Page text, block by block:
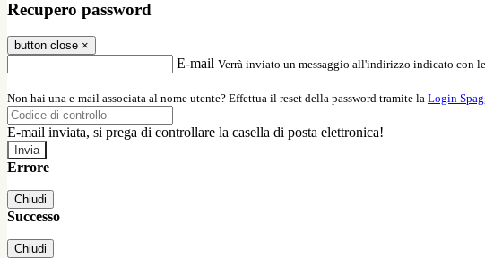
Recupero password
button close ×
E-mail Verrà inviato un messaggio all'indirizzo indicato con
Non hai una e-mail associata al nome utente? Effettua il reset della password tramite la Login
E-mail inviata, si prega di controllare la casella di posta elettronica!
Errore
Chiudi
Successo
Chiudi